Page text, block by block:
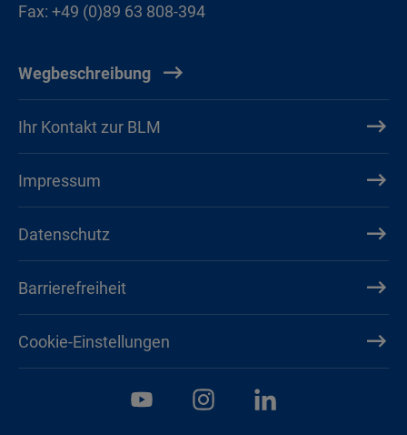
Fax: +49 (0)89 63 808-394
Wegbeschreibung
Ihr Kontakt zur BLM
Impressum
Datenschutz
Barrierefreiheit
Cookie-Einstellungen